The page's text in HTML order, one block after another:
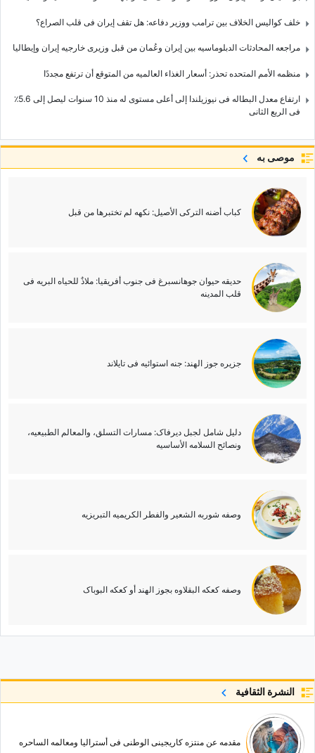
خلف کوالیس الخلاف بین ترامب ووزیر دفاعه: هل تقف إیران فی قلب الصراع؟
مراجعه المحادثات الدبلوماسیه بین إیران وعُمان من قبل وزیری خارجیه إیران وإیطالیا
منظمه الأمم المتحده تحذر: أسعار الغذاء العالمیه من المتوقع أن ترتفع مجددًا
ارتفاع معدل البطاله فی نیوزیلندا إلى أعلى مستوى له منذ 10 سنوات لیصل إلى 5.6٪
فی الربع الثانی
موصى به
کباب أضنه الترکی الأصیل: نکهه لم تختبرها من قبل
حدیقه حیوان جوهانسبرغ فی جنوب أفریقیا: ملاذٌ للحیاه البریه فی
قلب المدینه
جزیره جوز الهند: جنه استوائیه فی تایلاند
دلیل شامل لجبل دیرفاک: مسارات التسلق، والمعالم الطبیعیه،
ونصائح السلامه الأساسیه
وصفه شوربه الشعیر والفطر الکریمیه التبریزیه
وصفه کعکه البقلاوه بجوز الهند أو کعکه البوباک
النشرة الثقافية
مقدمه عن منتزه کاریجینی الوطنی فی أسترالیا ومعالمه الساحره